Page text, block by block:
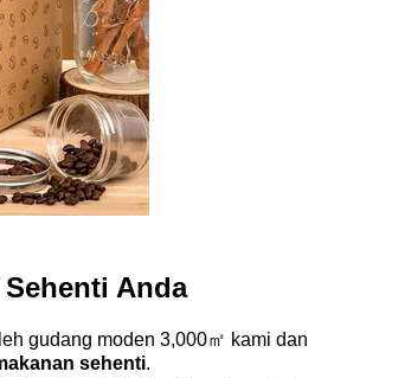
Anda
gudang moden 3,000㎡ kami dan
sehenti.